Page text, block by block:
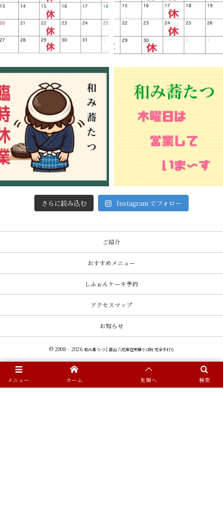
さらに読み込む Instagram でフォロー
ご紹介
おすすめメニュー
しふぉんケーキ予約
アクセスマップ
お知らせ
© 2008 - 2026 和み蕎 たつ | 富山 八尾産在来種そば粉 完全手打ち
メニュー 検索
ホーム 先頭へ